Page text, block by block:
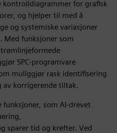
for grafisk
og hjelper til med å
og systemiske variasjoner
Med funksjoner som
SPC-programvare
muliggjør rask identifisering
av korrigerende tiltak.
som AI-drevet
sparer tid og krefter. Ved